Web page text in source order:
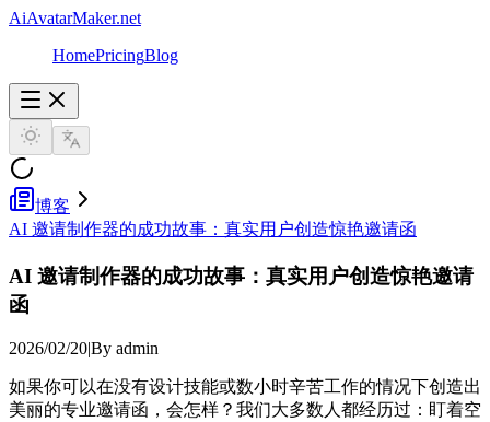
AiAvatarMaker.net
HomePricingBlog
博客
AI 邀请制作器的成功故事：真实用户创造惊艳邀请函
AI 邀请制作器的成功故事：真实用户创造惊艳邀请
函
2026/02/20|By admin
如果你可以在没有设计技能或数小时辛苦工作的情况下创造出
美丽的专业邀请函，会怎样？我们大多数人都经历过：盯着空